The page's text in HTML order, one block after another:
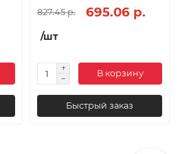
827.45 р. 695.06 р.
/шт
В корзину
Быстрый заказ